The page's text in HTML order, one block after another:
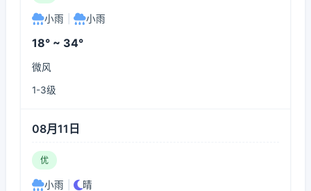
小雨 小雨
18° ~ 34°
微风
1-3级
08月11日
优
小雨 晴